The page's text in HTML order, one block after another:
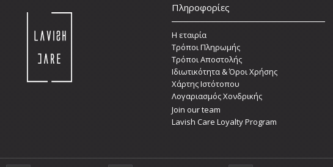
Πληροφορίες
Η εταιρία
Τρόποι Πληρωμής
Τρόποι Αποστολής
Ιδιωτικότητα & Όροι Χρήσης
Χάρτης Ιστότοπου
Λογαριασμός Χονδρικής
Join our team
Lavish Care Loyalty Program